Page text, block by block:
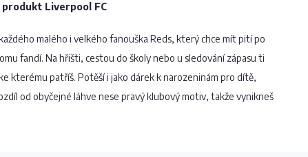
Liverpool FC
malého i velkého fanouška Reds, který chce mít pití po
fandí. Na hřišti, cestou do školy nebo u sledování zápasu ti
kterému patříš. Potěší i jako dárek k narozeninám pro dítě,
od obyčejné láhve nese pravý klubový motiv, takže vynikneš